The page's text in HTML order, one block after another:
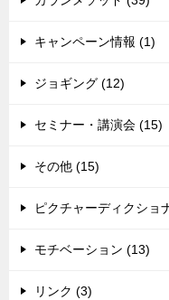
キャンペーン情報 (1)
ジョギング (12)
セミナー・講演会 (15)
その他 (15)
ピクチャーディクショ
モチベーション (13)
リンク (3)